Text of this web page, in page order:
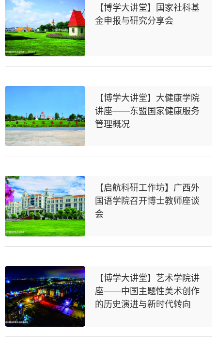
【博学大讲堂】国家社科基
金申报与研究分享会
【博学大讲堂】大健康学院
讲座——东盟国家健康服务
管理概况
【启航科研工作坊】广西外
国语学院召开博士教师座谈
会
【博学大讲堂】艺术学院讲
座——中国主题性美术创作
的历史演进与新时代转向